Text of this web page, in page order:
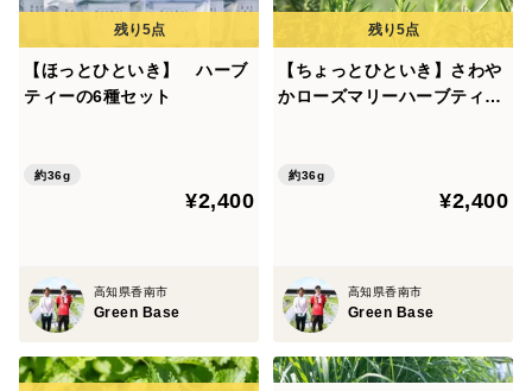
【ほっとひといき】 ハーブ
ティーの6種セット
約36g
¥2,400
高知県香南市
Green Base
【ちょっとひといき】さわや
かローズマリーハーブティー
約36g
¥2,400
高知県香南市
Green Base